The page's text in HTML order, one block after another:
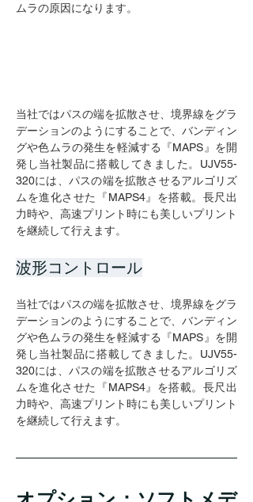
ムラの原因になります。
当社ではパスの端を拡散させ、境界線をグラ
デーションのようにすることで、バンディン
グや色ムラの発生を軽減する『MAPS』を開
発し当社製品に搭載してきました。UJV55-
320には、パスの端を拡散させるアルゴリズ
ムを進化させた『MAPS4』を搭載。長尺出
力時や、高速プリント時にも美しいプリント
を継続して行えます。
波形コントロール
当社ではパスの端を拡散させ、境界線をグラ
デーションのようにすることで、バンディン
グや色ムラの発生を軽減する『MAPS』を開
発し当社製品に搭載してきました。UJV55-
320には、パスの端を拡散させるアルゴリズ
ムを進化させた『MAPS4』を搭載。長尺出
力時や、高速プリント時にも美しいプリント
を継続して行えます。